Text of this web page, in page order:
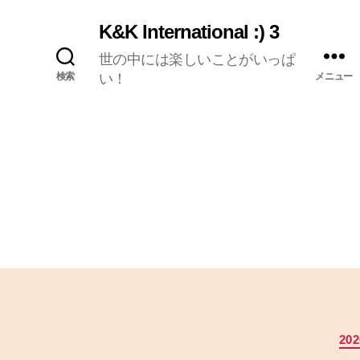
検索
K&K International :) 3
世の中には楽しいことがいっぱ
い！
メニュー